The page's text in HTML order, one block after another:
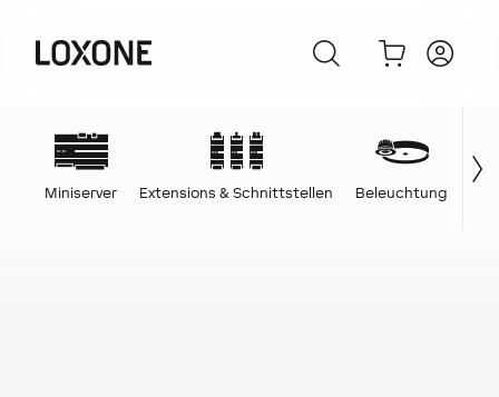
Miniserver Extensions & Schnittstellen Beleuchtung